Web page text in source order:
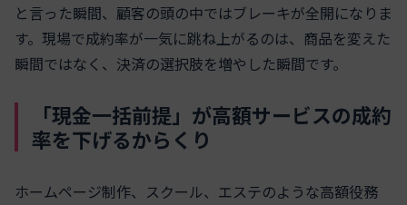
と言った瞬間、顧客の頭の中ではブレーキが全開になりま
す。現場で成約率が一気に跳ね上がるのは、商品を変えた
瞬間ではなく、決済の選択肢を増やした瞬間です。
「現金一括前提」が高額サービスの成約
率を下げるからくり
ホームページ制作、スクール、エステのような高額役務